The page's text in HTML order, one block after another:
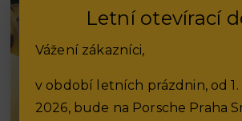
Letní otevírací
Vážení zákazníci,
v období letních prázdnin, od 1.
2026, bude na Porsche Praha